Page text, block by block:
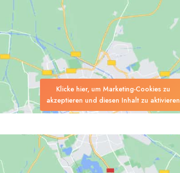
Klicke hier, um Marketing-Cookies zu
akzeptieren und diesen Inhalt zu aktivieren